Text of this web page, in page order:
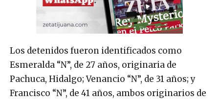
Los detenidos fueron identificados como
Esmeralda “N”, de 27 años, originaria de
Pachuca, Hidalgo; Venancio “N”, de 31 años; y
Francisco “N”, de 41 años, ambos originarios de